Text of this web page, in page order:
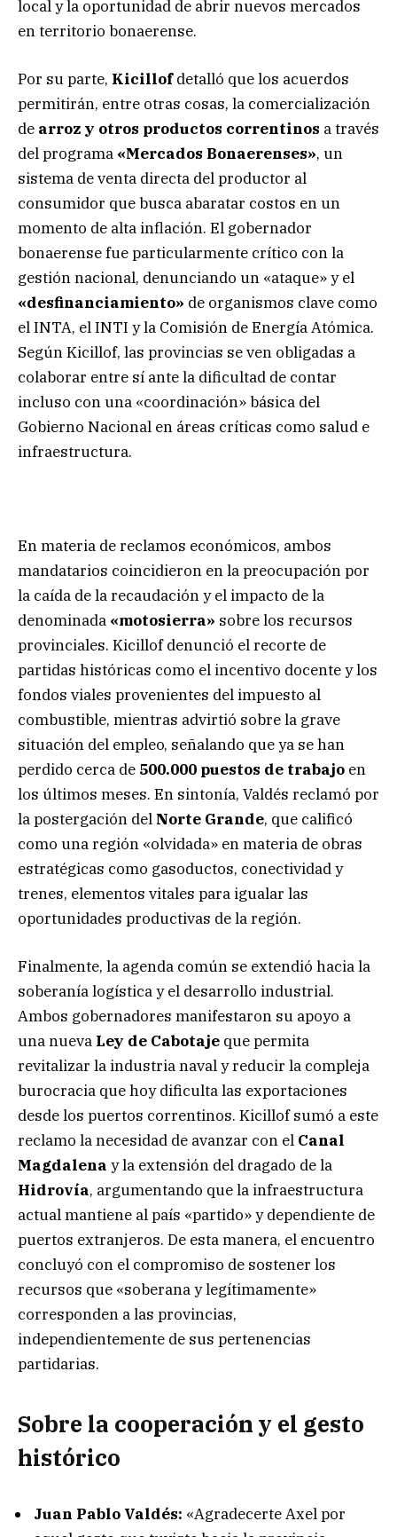
local y la oportunidad de abrir nuevos mercados
en territorio bonaerense.
Por su parte, Kicillofdetalló que los acuerdos
permitirán, entre otras cosas, la comercialización
de arroz y otros productos correntinos a través
del programa «Mercados Bonaerenses», un
sistema de venta directa del productor al
consumidor que busca abaratar costos en un
momento de alta inflación. El gobernador
bonaerense fue particularmente crítico con la
gestión nacional, denunciando un «ataque» y el
«desfinanciamiento» de organismos clave como
el INTA, el INTI y la Comisión de Energía Atómica.
Según Kicillof, las provincias se ven obligadas a
colaborar entre sí ante la dificultad de contar
incluso con una «coordinación» básica del
Gobierno Nacional en áreas críticas como salud e
infraestructura.
En materia de reclamos económicos, ambos
mandatarios coincidieron en la preocupación por
la caída de la recaudación y el impacto de la
denominada «motosierra» sobre los recursos
provinciales. Kicillof denunció el recorte de
partidas históricas como el incentivo docente y los
fondos viales provenientes del impuesto al
combustible, mientras advirtió sobre la grave
situación del empleo, señalando que ya se han
perdido cerca de 500.000 puestos de trabajo en
los últimos meses. En sintonía, Valdés reclamó por
la postergación del Norte Grande, que calificó
como una región «olvidada» en materia de obras
estratégicas como gasoductos, conectividad y
trenes, elementos vitales para igualar las
oportunidades productivas de la región.
Finalmente, la agenda común se extendió hacia la
soberanía logística y el desarrollo industrial.
Ambos gobernadores manifestaron su apoyo a
una nueva Ley de Cabotaje que permita
revitalizar la industria naval y reducir la compleja
burocracia que hoy dificulta las exportaciones
desde los puertos correntinos. Kicillof sumó a este
reclamo la necesidad de avanzar con el Canal
Magdalena y la extensión del dragado de la
Hidrovía, argumentando que la infraestructura
actual mantiene al país «partido» y dependiente de
puertos extranjeros. De esta manera, el encuentro
concluyó con el compromiso de sostener los
recursos que «soberana y legítimamente»
corresponden a las provincias,
independientemente de sus pertenencias
partidarias.
Sobre la cooperación y el gesto
histórico
Juan Pablo Valdés: «Agradecerte Axel por